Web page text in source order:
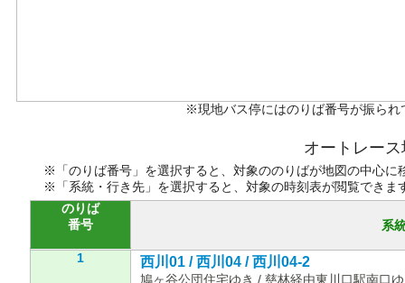
※現地バス停にはのりば番号が振られ
オートレース
※「のりば番号」を選択すると、対象ののりばが地図の中心に
※「系統・行き先」を選択すると、対象の時刻表が閲覧できま
のりば
番号
系
1 西川01 / 西川04 / 西川04-2
鳩ヶ谷公団住宅ゆき / 慈林経由東川口駅南口